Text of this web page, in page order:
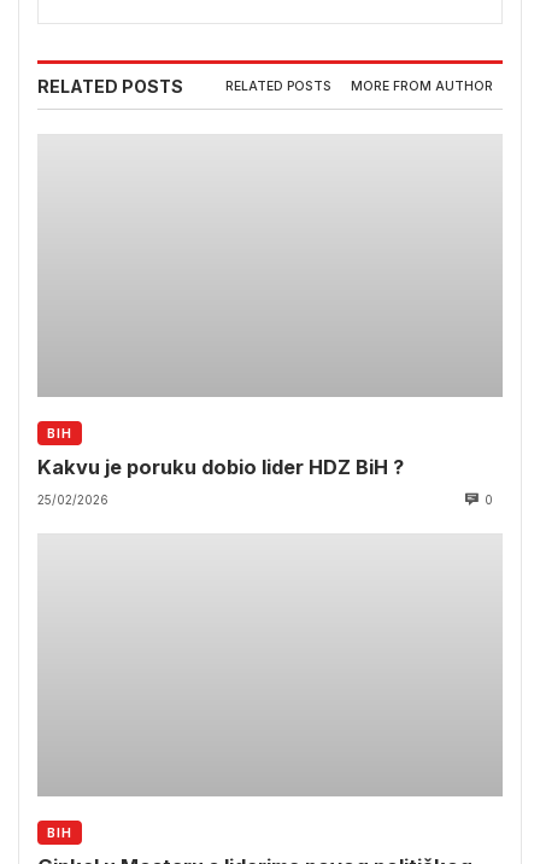
RELATED POSTS RELATED POSTS MORE FROM AUTHOR
BIH
Kakvu je poruku dobio lider HDZ BiH ?
25/02/2026 0
BIH